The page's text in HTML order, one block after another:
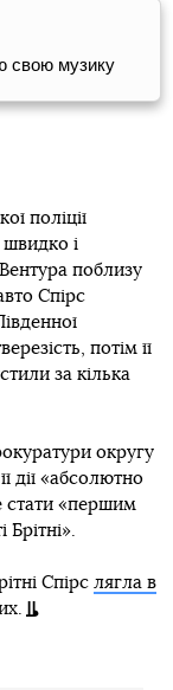
свою музику
поліції
і
поблизу
Спірс
потім її
за кілька
округу
дії «абсолютно
стати «першим
Спірс лягла в